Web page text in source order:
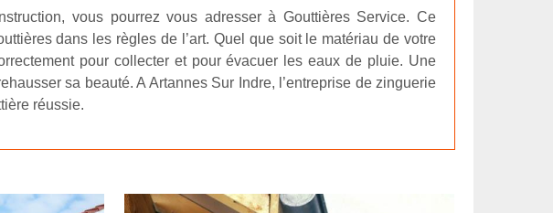
vous pourrez vous adresser à Gouttières Service. Ce
dans les règles de l’art. Quel que soit le matériau de votre
pour collecter et pour évacuer les eaux de pluie. Une
sa beauté. A Artannes Sur Indre, l’entreprise de zinguerie
réussie.